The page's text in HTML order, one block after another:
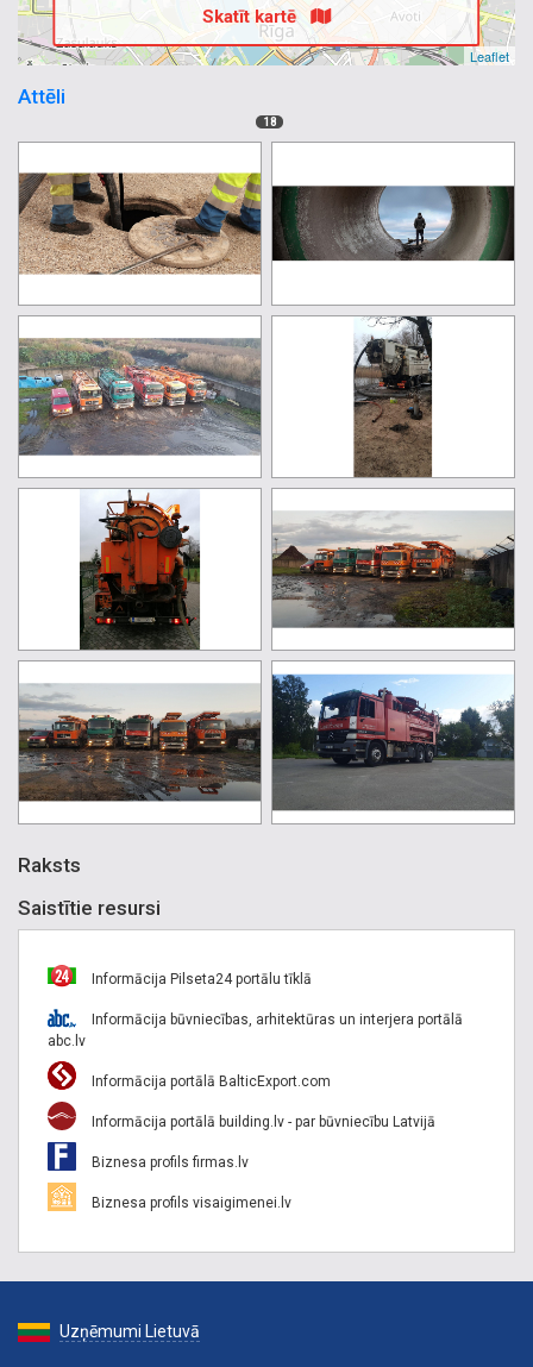
Leaflet
Skatīt kartē
Attēli
18
Raksts
Saistītie resursi
Informācija Pilseta24 portālu tīklā
Informācija būvniecības, arhitektūras un interjera portālā
abc.lv
Informācija portālā BalticExport.com
Informācija portālā building.lv - par būvniecību Latvijā
Biznesa profils firmas.lv
Biznesa profils visaigimenei.lv
Uzņēmumi Lietuvā